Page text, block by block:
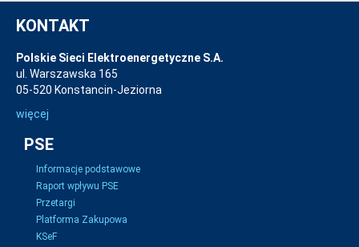
KONTAKT
Polskie Sieci Elektroenergetyczne S.A.
ul. Warszawska 165
05-520 Konstancin-Jeziorna
więcej
PSE
Informacje podstawowe
Raport wpływu PSE
Przetargi
Platforma Zakupowa
KSeF